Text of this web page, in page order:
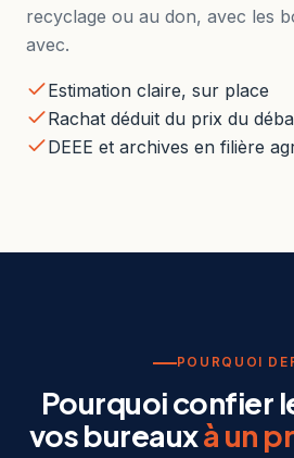
recyclage ou au don, avec les
avec.
Estimation claire, sur place
Rachat déduit du prix du
DEEE et archives en filière
POURQUOI
Pourquoi confier
vos bureauxà un